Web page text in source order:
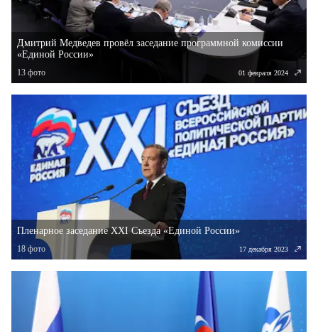
Дмитрий Медведев провёл заседание программной комиссии
«Единой России»
13 фото 01 февраля 2024
Пленарное заседание XXI Съезда «Единой России»
18 фото 17 декабря 2023